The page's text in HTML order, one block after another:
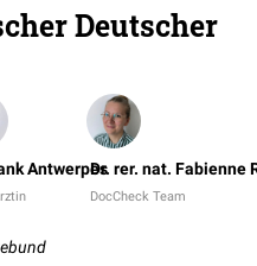
Deutscher
AntwerpesDr. rer. nat. Fabienne
DocCheck Team